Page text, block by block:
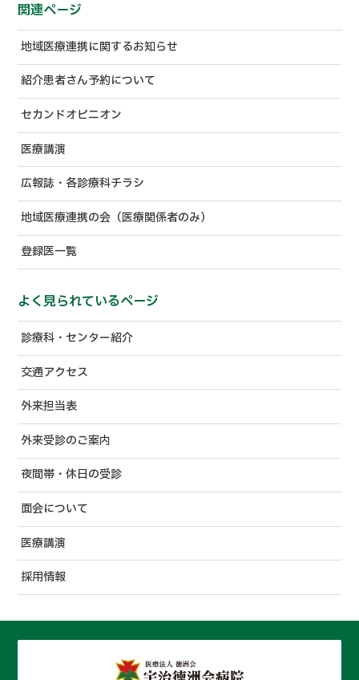
関連ページ
地域医療連携に関するお知らせ
紹介患者さん予約について
セカンドオピニオン
医療講演
広報誌・各診療科チラシ
地域医療連携の会（医療関係者のみ）
登録医一覧
よく見られているページ
診療科・センター紹介
交通アクセス
外来担当表
外来受診のご案内
夜間帯・休日の受診
面会について
医療講演
採用情報